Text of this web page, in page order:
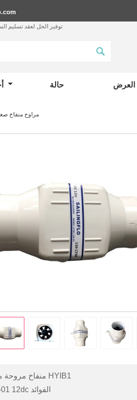
توفير الحل لعقد تسليم
حالة
مراوح منفاخ صغيرة
منفاخ مروحة موديل HYIB1
-130-01 12dc الفوائد